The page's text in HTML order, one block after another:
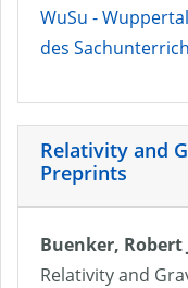
WuSu -
des
Relativity and
Preprints
Buenker, Robert
Relativity and